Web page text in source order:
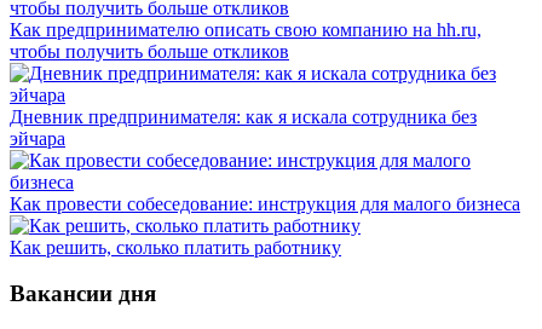
Как предпринимателю описать свою компанию на hh.ru,
чтобы получить больше откликов
Дневник предпринимателя: как я искала сотрудника без
эйчара
Как провести собеседование: инструкция для малого бизнеса
Как решить, сколько платить работнику
Вакансии дня